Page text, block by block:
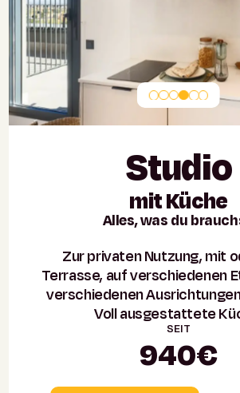
Studio
mit Küche
Alles, was du
Zur privaten Nutzung, mit
Terrasse, auf verschiedenen
verschiedenen
Voll ausgestattete
SEIT
940€